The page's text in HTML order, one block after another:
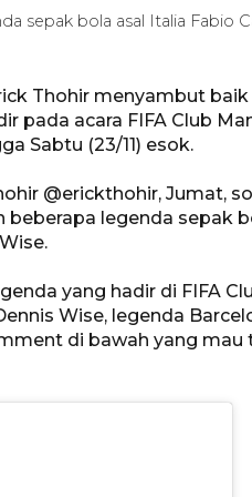
sepak bola asal Italia Fabio
Thohir menyambut
pada acara FIFA Club
Sabtu (23/11) esok.
@erickthohir, Jumat,
legenda sepak
yang hadir di FIFA
Wise, legenda
di bawah yang mau